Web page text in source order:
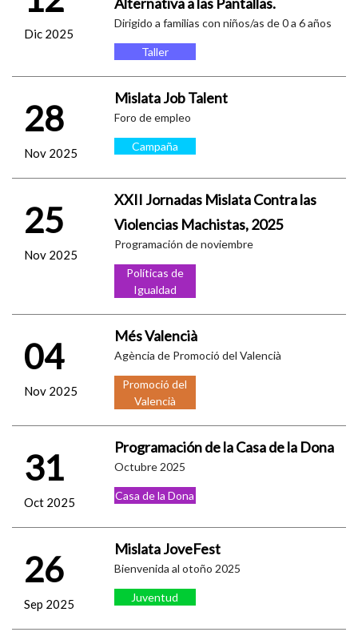
Dic 2025
Dirigido a familias con niños/as de 0 a 6 años
Taller
28
Nov 2025
Mislata Job Talent
Foro de empleo
Campaña
25
Nov 2025
XXII Jornadas Mislata Contra las
Violencias Machistas, 2025
Programación de noviembre
Políticas de
Igualdad
04
Nov 2025
Més Valencià
Agència de Promoció del Valencià
Promoció del
Valencià
31
Oct 2025
Programación de la Casa de la Dona
Octubre 2025
Casa de la Dona
26
Sep 2025
Mislata JoveFest
Bienvenida al otoño 2025
Juventud